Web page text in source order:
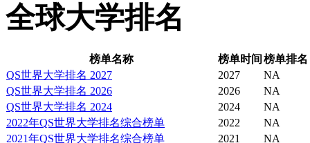
全球大学排名
榜单名称 榜单时间 榜单排名
QS世界大学排名 2027
2027
NA
QS世界大学排名 2026
2026
NA
QS世界大学排名 2024
2024
NA
2022年QS世界大学排名综合榜单
2022
NA
2021年QS世界大学排名综合榜单
2021
NA